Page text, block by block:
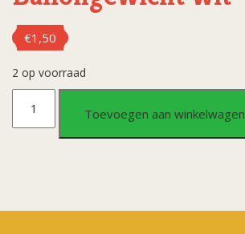
€1,50
2 op voorraad
Ballongewicht
Toevoegen aan winkelwagen